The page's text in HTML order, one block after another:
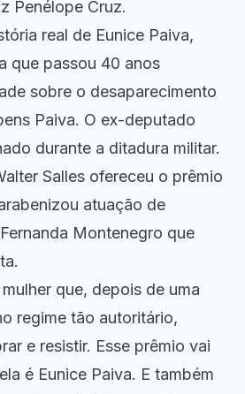
Penélope Cruz.
real de Eunice Paiva,
que passou 40 anos
sobre o desaparecimento
Paiva. O ex-deputado
durante a ditadura militar.
Salles ofereceu o prêmio
atuação de
Montenegro que
que, depois de uma
regime tão autoritário,
e resistir. Esse prêmio vai
é Eunice Paiva. E também